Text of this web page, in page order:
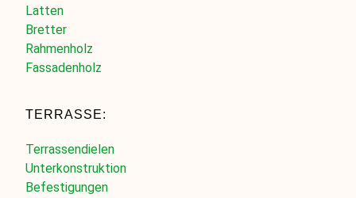
Latten
Bretter
Rahmenholz
Fassadenholz
TERRASSE:
Terrassendielen
Unterkonstruktion
Befestigungen